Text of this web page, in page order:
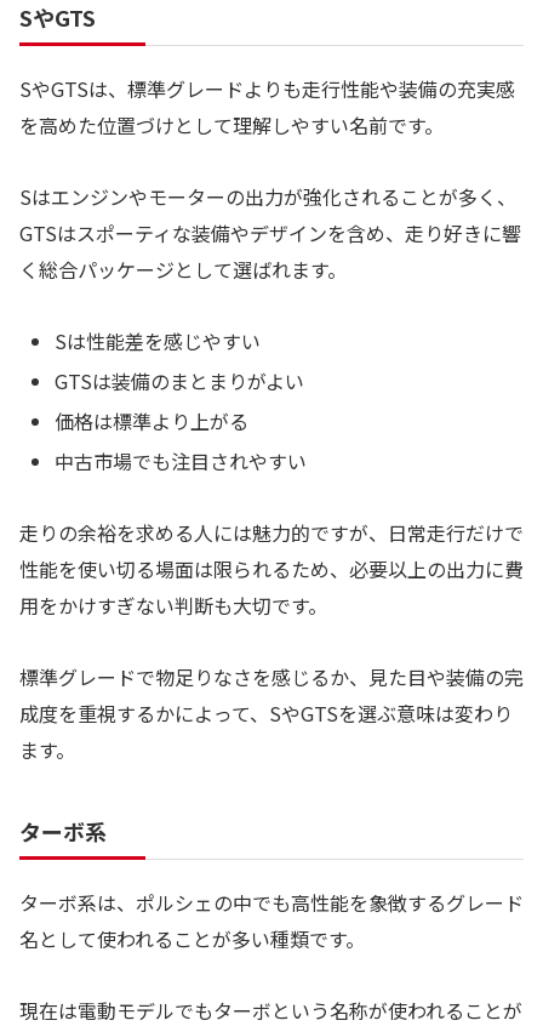
SやGTS
SやGTSは、標準グレードよりも走行性能や装備の充実感
を高めた位置づけとして理解しやすい名前です。
Sはエンジンやモーターの出力が強化されることが多く、
GTSはスポーティな装備やデザインを含め、走り好きに響
く総合パッケージとして選ばれます。
Sは性能差を感じやすい
GTSは装備のまとまりがよい
価格は標準より上がる
中古市場でも注目されやすい
走りの余裕を求める人には魅力的ですが、日常走行だけで
性能を使い切る場面は限られるため、必要以上の出力に費
用をかけすぎない判断も大切です。
標準グレードで物足りなさを感じるか、見た目や装備の完
成度を重視するかによって、SやGTSを選ぶ意味は変わり
ます。
ターボ系
ターボ系は、ポルシェの中でも高性能を象徴するグレード
名として使われることが多い種類です。
現在は電動モデルでもターボという名称が使われることが